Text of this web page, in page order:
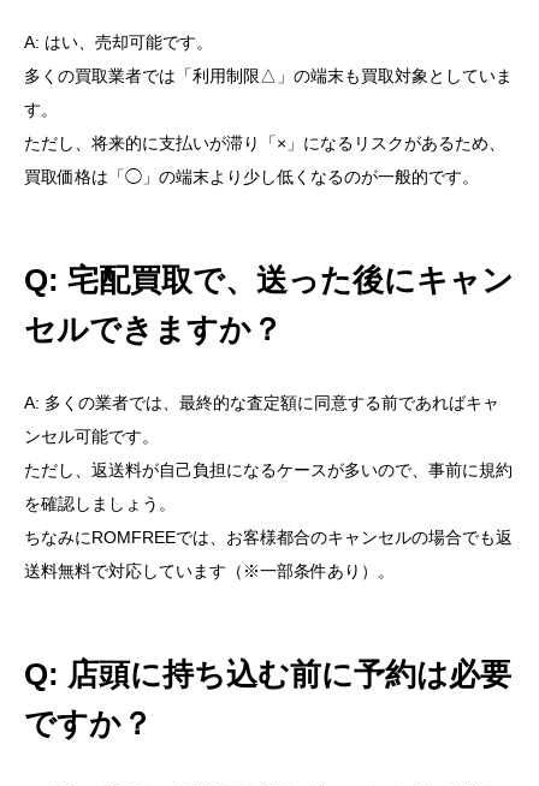
A: はい、売却可能です。
多くの買取業者では「利用制限△」の端末も買取対象としていま
す。
ただし、将来的に支払いが滞り「×」になるリスクがあるため、
買取価格は「◯」の端末より少し低くなるのが一般的です。
Q: 宅配買取で、送った後にキャン
セルできますか？
A: 多くの業者では、最終的な査定額に同意する前であればキャ
ンセル可能です。
ただし、返送料が自己負担になるケースが多いので、事前に規約
を確認しましょう。
ちなみにROMFREEでは、お客様都合のキャンセルの場合でも返
送料無料で対応しています（※一部条件あり）。
Q: 店頭に持ち込む前に予約は必要
ですか？